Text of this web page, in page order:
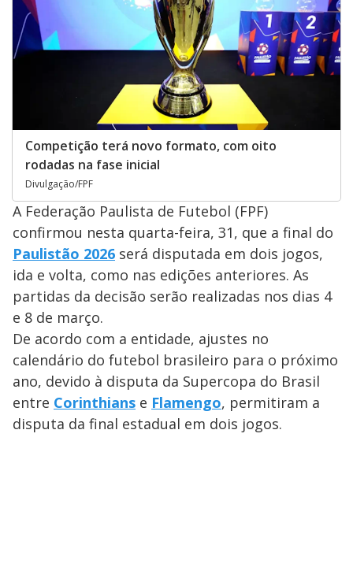
Competição terá novo formato, com oito
rodadas na fase inicial
Divulgação/FPF
A Federação Paulista de Futebol (FPF)
confirmou nesta quarta-feira, 31, que a final do
Paulistão 2026 será disputada em dois jogos,
ida e volta, como nas edições anteriores. As
partidas da decisão serão realizadas nos dias 4
e 8 de março.
De acordo com a entidade, ajustes no
calendário do futebol brasileiro para o próximo
ano, devido à disputa da Supercopa do Brasil
entre Corinthians e Flamengo, permitiram a
disputa da final estadual em dois jogos.